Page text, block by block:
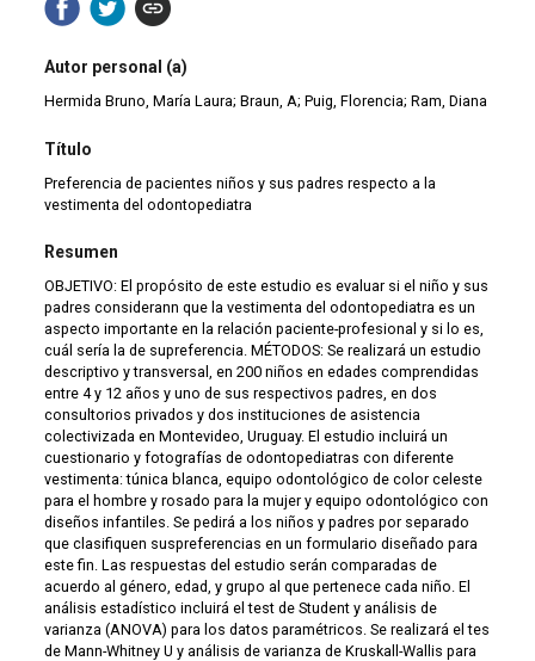
Autor personal (a)
Hermida Bruno, María Laura; Braun, A; Puig, Florencia; Ram, Diana
Título
Preferencia de pacientes niños y sus padres respecto a la
vestimenta del odontopediatra
Resumen
OBJETIVO: El propósito de este estudio es evaluar si el niño y sus
padres considerann que la vestimenta del odontopediatra es un
aspecto importante en la relación paciente-profesional y si lo es,
cuál sería la de supreferencia. MÉTODOS: Se realizará un estudio
descriptivo y transversal, en 200 niños en edades comprendidas
entre 4 y 12 años y uno de sus respectivos padres, en dos
consultorios privados y dos instituciones de asistencia
colectivizada en Montevideo, Uruguay. El estudio incluirá un
cuestionario y fotografías de odontopediatras con diferente
vestimenta: túnica blanca, equipo odontológico de color celeste
para el hombre y rosado para la mujer y equipo odontológico con
diseños infantiles. Se pedirá a los niños y padres por separado
que clasifiquen suspreferencias en un formulario diseñado para
este fin. Las respuestas del estudio serán comparadas de
acuerdo al género, edad, y grupo al que pertenece cada niño. El
análisis estadístico incluirá el test de Student y análisis de
varianza (ANOVA) para los datos paramétricos. Se realizará el tes
de Mann-Whitney U y análisis de varianza de Kruskall-Wallis para